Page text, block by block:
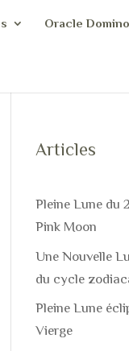
Oracle
Articles
Pleine Lune du
Pink Moon
Une Nouvelle
du cycle
Pleine Lune
Vierge